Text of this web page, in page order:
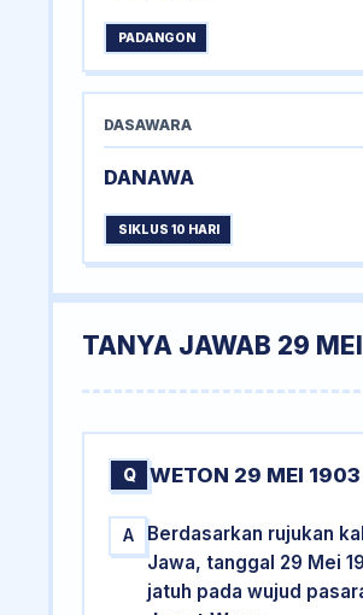
PADANGON
DASAWARA
DANAWA
SIKLUS 10 HARI
TANYA JAWAB 29
Q WETON 29 MEI 1903
A
Berdasarkan rujukan
Jawa, tanggal 29 Mei
jatuh pada wujud